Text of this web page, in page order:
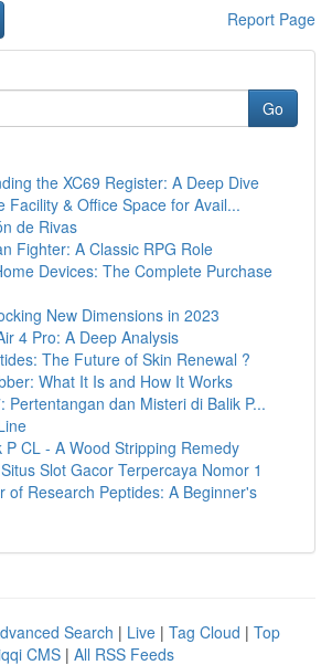
Report Page
Go
the XC69 Register: A Deep Dive
Facility & Office Space for Avail...
de Rivas
Fighter: A Classic RPG Role
Devices: The Complete Purchase
New Dimensions in 2023
4 Pro: A Deep Analysis
The Future of Skin Renewal ?
What It Is and How It Works
Pertentangan dan Misteri di Balik P...
P CL - A Wood Stripping Remedy
Slot Gacor Terpercaya Nomor 1
of Research Peptides: A Beginner's
Search | Live | Tag Cloud | Top
CMS | All RSS Feeds